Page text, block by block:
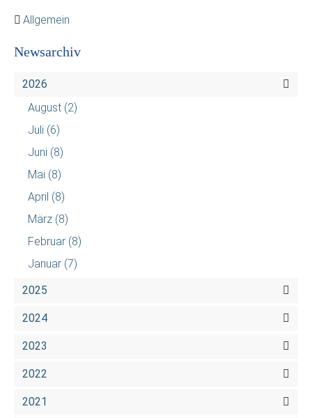
Allgemein
Newsarchiv
2026
August (2)
Juli (6)
Juni (8)
Mai (8)
April (8)
März (8)
Februar (8)
Januar (7)
2025
2024
2023
2022
2021